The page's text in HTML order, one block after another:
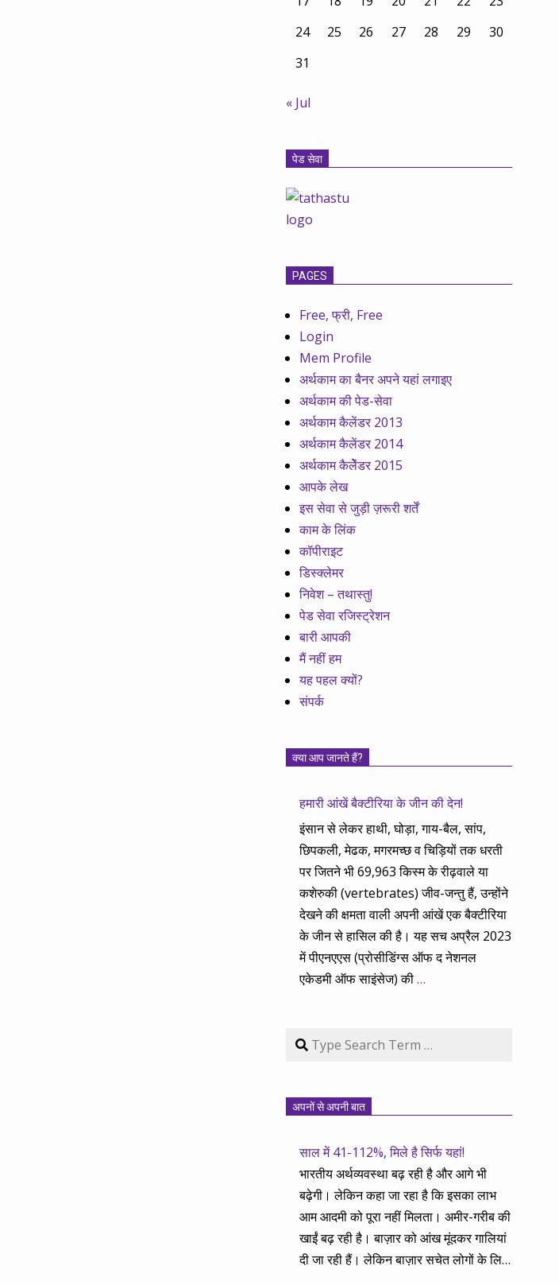
24
25 26 27 28 29
30
31
« Jul
पेड सेवा
PAGES
Free, फ्री, Free
Login
Mem Profile
अर्थकाम का बैनर अपने यहां लगाइए
अर्थकाम की पेड-सेवा
अर्थकाम कैलेंडर 2013
अर्थकाम कैलेंडर 2014
अर्थकाम कैलेेंडर 2015
आपके लेख
इस सेवा से जुड़ी ज़रूरी शर्तें
काम के लिंक
कॉपीराइट
डिस्क्लेमर
निवेश – तथास्तु!
पेड सेवा रजिस्ट्रेशन
बारी आपकी
मैं नहीं हम
यह पहल क्यों?
संपर्क
क्या आप जानते हैं?
हमारी आंखें बैक्टीरिया के जीन की देन!
इंसान से लेकर हाथी, घोड़ा, गाय-बैल, सांप,
छिपकली, मेढक, मगरमच्छ व चिड़ियों तक धरती
पर जितने भी 69,963 किस्म के रीढ़वाले या
कशेरुकी (vertebrates) जीव-जन्तु हैं, उन्होंने
देखने की क्षमता वाली अपनी आंखें एक बैक्टीरिया
के जीन से हासिल की है। यह सच अप्रैल 2023
में पीएनएएस (प्रोसीडिंग्स ऑफ द नेशनल
एकेडमी ऑफ साइंसेज) की…
Search
अपनों से अपनी बात
साल में 41-112%, मिले है सिर्फ यहां!
भारतीय अर्थव्यवस्था बढ़ रही है और आगे भी
बढ़ेगी। लेकिन कहा जा रहा है कि इसका लाभ
आम आदमी को पूरा नहीं मिलता। अमीर-गरीब की
खाईं बढ़ रही है। बाज़ार को आंख मूंदकर गालियां
दी जा रही हैं। लेकिन बाज़ार सचेत लोगों के लिए